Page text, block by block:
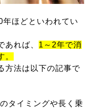
ほどといわれてい
あれば、 1～2年で消
。
方法は以下の記事で
タイミングや長く乗